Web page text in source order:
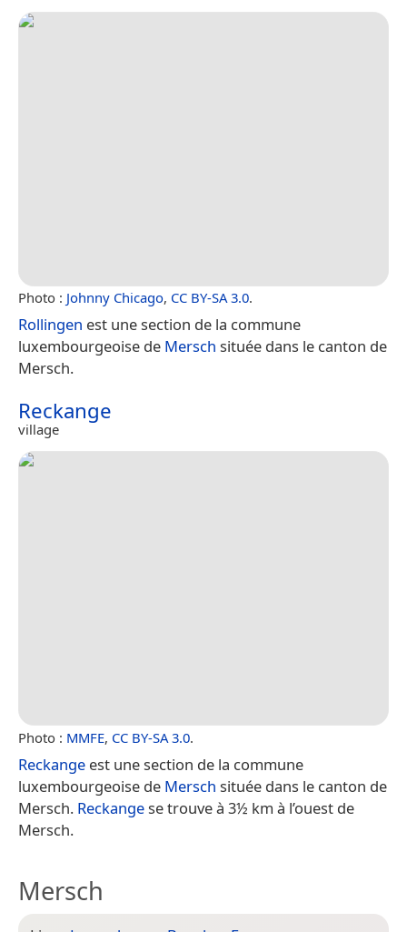
Photo : Johnny Chicago, CC BY-SA 3.0.
Rollingen est une section de la commune
luxembourgeoise de Mersch située dans le canton de
Mersch.
Reckange
village
Photo : MMFE, CC BY-SA 3.0.
Reckange est une section de la commune
luxembourgeoise de Mersch située dans le canton de
Mersch. Reckangese trouve à 3½ km à l’ouest de
Mersch.
Mersch